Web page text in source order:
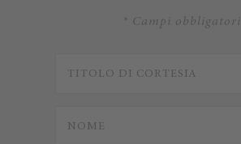
* Campi obbligatori